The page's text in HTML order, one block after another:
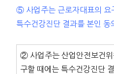
⑤ 사업주는 근로자대표의 요
특수건강진단 결과를 본인 동
② 사업주는 산업안전보건
구할 때에는 특수건강진단